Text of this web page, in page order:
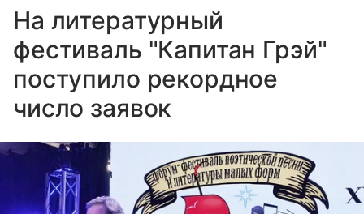
На литературный
фестиваль "Капитан Грэй"
поступило рекордное
число заявок